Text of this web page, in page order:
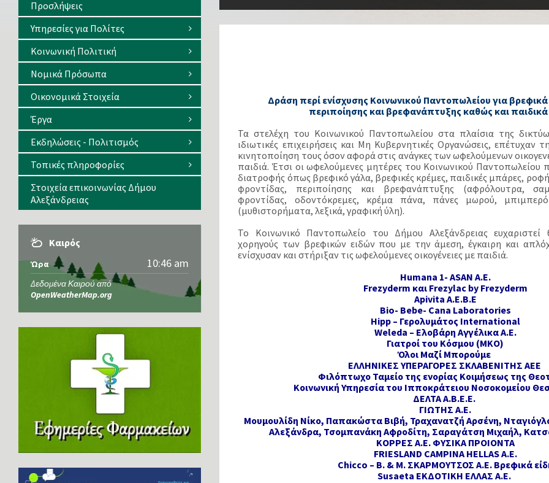
Δράση περί ενίσχυσης Κοινωνικού Παντοπωλείου για
περιποίησης και βρεφανάπτυξης καθώς και παιδικά
Τα στελέχη του Κοινωνικού Παντοπωλείου στα πλαίσια της
ιδιωτικές επιχειρήσεις και Μη Κυβερνητικές Οργανώσεις, επέτυχαν
κινητοποίηση τους όσον αφορά στις ανάγκες των ωφελούμενων
παιδιά. Έτσι οι ωφελούμενες μητέρες του Κοινωνικού Παντοπωλείου
διατροφής όπως βρεφικό γάλα, βρεφικές κρέμες, παιδικές μπάρες,
φροντίδας, περιποίησης και βρεφανάπτυξης (αφρόλουτρα,
φροντίδας, οδοντόκρεμες, κρέμα πάνα, πάνες μωρού,
(μυθιστορήματα, λεξικά, γραφική ύλη).
Το Κοινωνικό Παντοπωλείο του Δήμου Αλεξάνδρειας
χορηγούς των βρεφικών ειδών που με την άμεση, έγκαιρη και
ενίσχυσαν και στήριξαν τις ωφελούμενες οικογένειες με παιδιά.
Humana 1- ASAN A.E.
Frezyderm και Frezylac by Frezyderm
Apivita Α.Ε.Β.Ε
Bio- Bebe- Cana Laboratories
Hipp – Γερολυμάτος International
Weleda – Ελοβάρη Αγγέλικα Α.Ε.
Γιατροί του Κόσμου (ΜΚΟ)
Όλοι Mαζί Μπορούμε
ΕΛΛΗΝΙΚΕΣ ΥΠΕΡΑΓΟΡΕΣ ΣΚΛΑΒΕΝΙΤΗΣ ΑΕΕ
Φιλόπτωχο Ταμείο της ενορίας Κοιμήσεως της
Κοινωνική Υπηρεσία του Ιπποκράτειου Νοσοκομείου
ΔΕΛΤΑ Α.Β.Ε.Ε.
ΓΙΩΤΗΣ Α.Ε.
Μουμουλίδη Νίκο, Παπακώστα Βιβή, Τραχανατζή Αρσένη,
Αλεξάνδρα, Τσομπανάκη Αφροδίτη, Σαραγάτση Μιχαήλ,
ΚΟΡΡΕΣ Α.Ε. ΦΥΣΙΚΑ ΠΡΟΙΟΝΤΑ
FRIESLAND CAMPINA HELLAS A.E.
Chicco – B. & M. ΣΚΑΡΜΟΥΤΣΟΣ Α.Ε. Βρεφικά
Susaeta ΕΚΔΟΤΙΚΗ ΕΛΛΑΣ Α.Ε.
Προσλήψεις
Υπηρεσίες για Πολίτες
Κοινωνική Πολιτική
Νομικά Πρόσωπα
Οικονομικά Στοιχεία
Έργα
Εκδηλώσεις - Πολιτισμός
Τοπικές πληροφορίες
Στοιχεία επικοινωνίας Δήμου
Αλεξάνδρειας
Καιρός
Ώρα 10:46 am
Δεδομένα Καιρού από
OpenWeatherMap.org